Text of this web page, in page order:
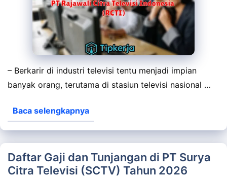
– Berkarir di industri televisi tentu menjadi impian
banyak orang, terutama di stasiun televisi nasional …
Baca selengkapnya
Daftar Gaji dan Tunjangan di PT Surya
Citra Televisi (SCTV) Tahun 2026